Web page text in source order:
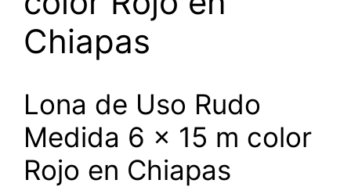
Chiapas
Lona de Uso Rudo
Medida 6 x 15 m color
Rojo en Chiapas